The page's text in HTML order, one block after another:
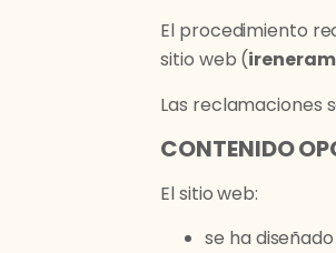
El procedimiento
sitio web (
Las reclamaciones
CONTENIDO
El sitio web:
se ha